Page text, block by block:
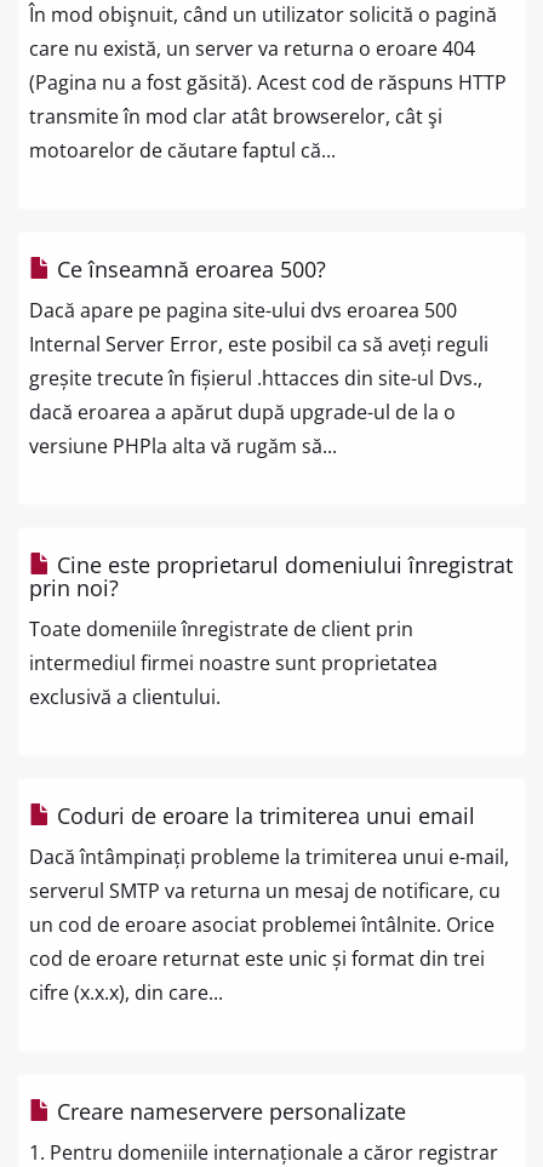
În mod obişnuit, când un utilizator solicită o pagină
care nu există, un server va returna o eroare 404
(Pagina nu a fost găsită). Acest cod de răspuns HTTP
transmite în mod clar atât browserelor, cât şi
motoarelor de căutare faptul că...
Ce înseamnă eroarea 500?
Dacă apare pe pagina site-ului dvs eroarea 500
Internal Server Error, este posibil ca să aveți reguli
greșite trecute în fișierul .httacces din site-ul Dvs.,
dacă eroarea a apărut după upgrade-ul de la o
versiune PHPla alta vă rugăm să...
Cine este proprietarul domeniului înregistrat
prin noi?
Toate domeniile înregistrate de client prin
intermediul firmei noastre sunt proprietatea
exclusivă a clientului.
Coduri de eroare la trimiterea unui email
Dacă întâmpinați probleme la trimiterea unui e-mail,
serverul SMTP va returna un mesaj de notificare, cu
un cod de eroare asociat problemei întâlnite. Orice
cod de eroare returnat este unic și format din trei
cifre (x.x.x), din care...
Creare nameservere personalizate
1. Pentru domeniile internaționale a căror registrar